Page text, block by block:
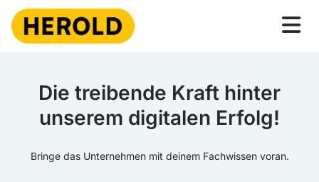
Die treibende Kraft hinter
unserem digitalen Erfolg!
Bringe das Unternehmen mit deinem Fachwissen voran.